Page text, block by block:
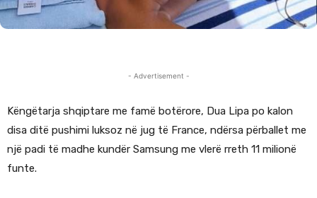
- Advertisement -
Këngëtarja shqiptare me famë botërore, Dua Lipa po kalon
disa ditë pushimi luksoz në jug të France, ndërsa përballet me
një padi të madhe kundër Samsung me vlerë rreth 11 milionë
funte.